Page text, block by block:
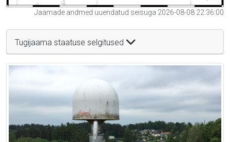
Jaamade andmed uuendatud seisuga 2026-08-08 22:36:00
Tugijaama staatuse selgitused